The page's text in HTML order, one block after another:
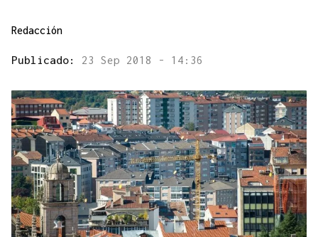
Redacción
Publicado: 23 Sep 2018 - 14:36